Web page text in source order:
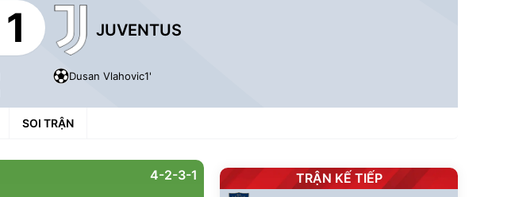
1 JUVENTUS
Dusan Vlahovic1'
SOI TRẬN
4-2-3-1 TRẬN KẾ TIẾP